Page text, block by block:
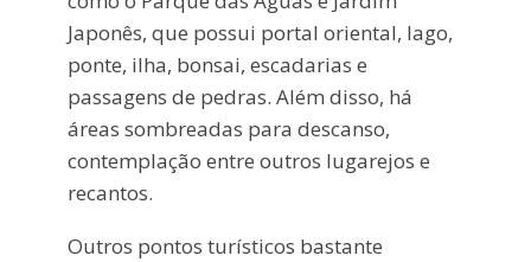
Japonês, que possui portal oriental, lago,
ponte, ilha, bonsai, escadarias e
passagens de pedras. Além disso, há
áreas sombreadas para descanso,
contemplação entre outros lugarejos e
recantos.
Outros pontos turísticos bastante